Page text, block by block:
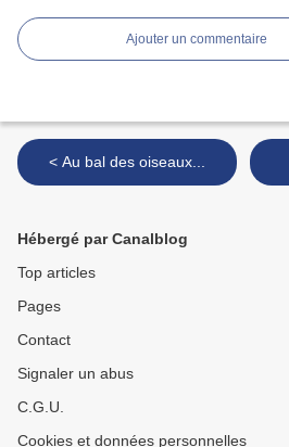
Ajouter un commentaire
< Au bal des oiseaux...
Hébergé par Canalblog
Top articles
Pages
Contact
Signaler un abus
C.G.U.
Cookies et données personnelles